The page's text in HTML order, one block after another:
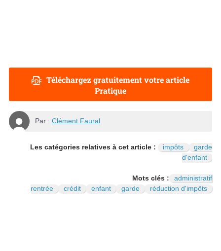
Téléchargez gratuitement votre article
Pratique
Par : Clément Faural
Les catégories relatives à cet article : impôts
garde
d'enfant
Mots clés :
administratif
rentrée
crédit enfant garde réduction d'impôts